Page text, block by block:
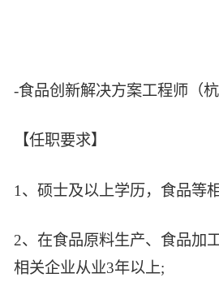
-食品创新解决方案工程师（
【任职要求】
1、硕士及以上学历，食品等
2、在食品原料生产、食品加
相关企业从业3年以上;